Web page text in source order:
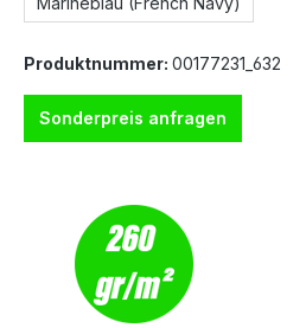
Produktnummer: 00177231_632
Sonderpreis anfragen